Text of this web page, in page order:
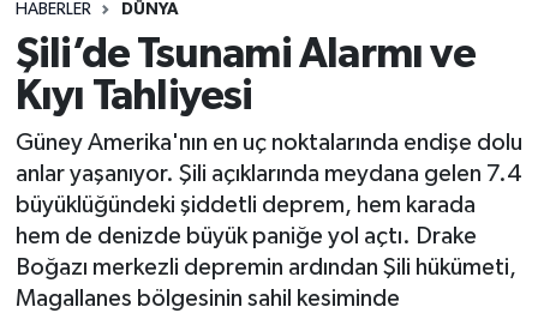
HABERLER DÜNYA
Şili’de Tsunami Alarmı ve
Kıyı Tahliyesi
Güney Amerika'nın en uç noktalarında endişe dolu
anlar yaşanıyor. Şili açıklarında meydana gelen 7.4
büyüklüğündeki şiddetli deprem, hem karada
hem de denizde büyük paniğe yol açtı. Drake
Boğazı merkezli depremin ardından Şili hükümeti,
Magallanes bölgesinin sahil kesiminde
EKONOMİ
SPOR
SAĞLIK
EĞİTİM
KÜLTÜR SANAT
Süper Lig Puan Durumu ve Fikstür
Tüm Manşetler
Son Dakika Haberleri
Haber Arşivi